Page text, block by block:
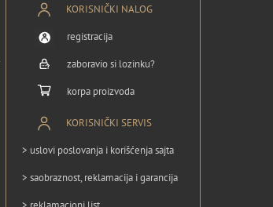
KORISNIČKI NALOG
registracija
zaboravio si lozinku?
korpa proizvoda
KORISNIČKI SERVIS
> uslovi poslovanja i korišćenja sajta
> saobraznost, reklamacija i garancija